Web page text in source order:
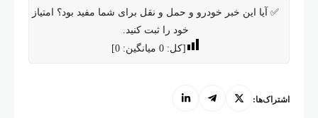
✅ آیا این خبر خودرو و حمل و نقل برای شما مفید بود؟ امتیاز
خود را ثبت کنید.
[کل:0میانگین:0
]
اشتراک‌ها: